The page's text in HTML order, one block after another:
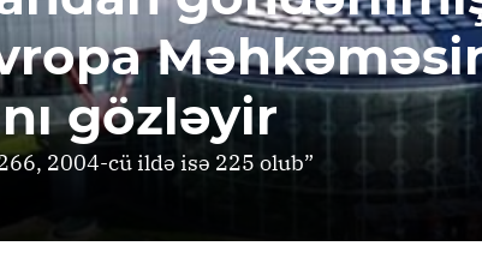
gözləyir
2004-cü ildə isə 225 olub”